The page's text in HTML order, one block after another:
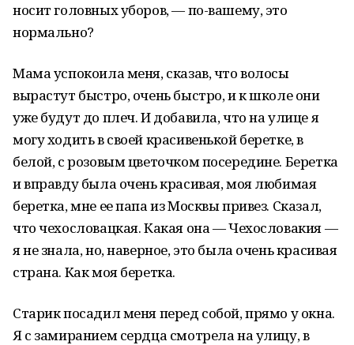
носит головных уборов, — по-вашему, это
нормально?
Мама успокоила меня, сказав, что волосы
вырастут быстро, очень быстро, и к школе они
уже будут до плеч. И добавила, что на улице я
могу ходить в своей красивенькой беретке, в
белой, с розовым цветочком посередине. Беретка
и вправду была очень красивая, моя любимая
беретка, мне ее папа из Москвы привез. Сказал,
что чехословацкая. Какая она — Чехословакия —
я не знала, но, наверное, это была очень красивая
страна. Как моя беретка.
Старик посадил меня перед собой, прямо у окна.
Я с замиранием сердца смотрела на улицу, в